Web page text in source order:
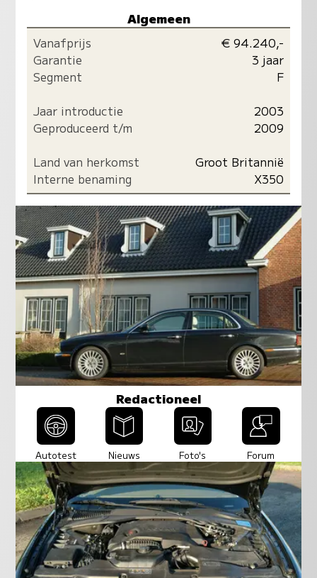
Algemeen
Vanafprijs
€ 94.240,-
Garantie
3 jaar
Segment
F
Jaar introductie
2003
Geproduceerd t/m
2009
Land van herkomst
Groot Britannië
Interne benaming
X350
Redactioneel
Autotest Nieuws Foto's Forum